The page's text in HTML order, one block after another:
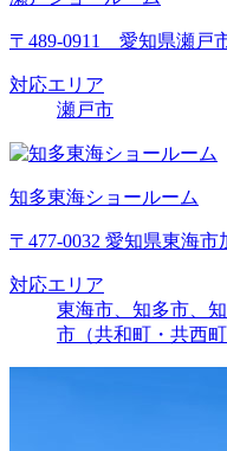
〒489-0911 愛知県瀬戸
対応エリア
瀬戸市
知多東海ショールーム
〒477-0032 愛知県東海
対応エリア
東海市、知多市、
市（共和町・共西町